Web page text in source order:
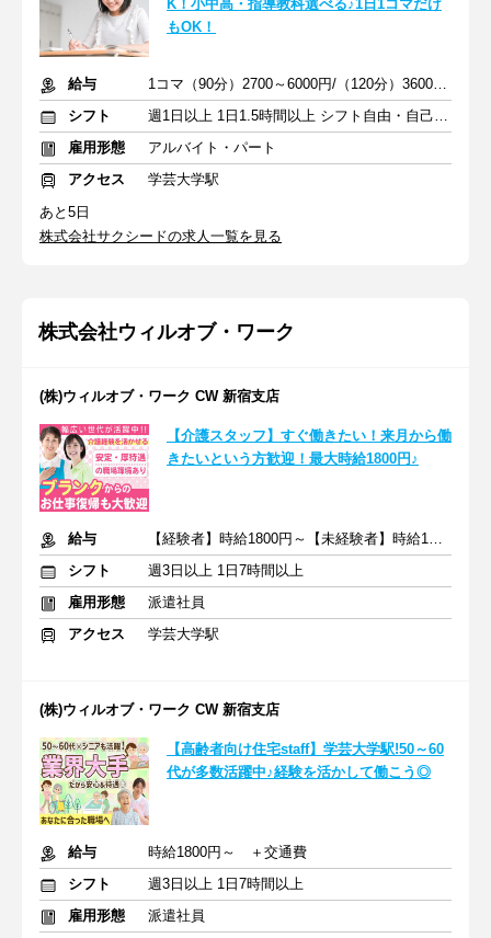
K！小中高・指導教科選べる♪1日1コマだけ
もOK！
給与
1コマ（90分）2700～6000円/（120分）3600～1万2000円 +交通費
シフト
週1日以上 1日1.5時間以上 シフト自由・自己申告
雇用形態
アルバイト・パート
アクセス
学芸大学駅
あと5日
株式会社サクシードの求人一覧を見る
株式会社ウィルオブ・ワーク
(株)ウィルオブ・ワーク CW 新宿支店
【介護スタッフ】すぐ働きたい！来月から働
きたいという方歓迎！最大時給1800円♪
給与
【経験者】時給1800円～【未経験者】時給1600円～ ＋交通費
シフト
週3日以上 1日7時間以上
雇用形態
派遣社員
アクセス
学芸大学駅
(株)ウィルオブ・ワーク CW 新宿支店
【高齢者向け住宅staff】学芸大学駅!50～60
代が多数活躍中♪経験を活かして働こう◎
給与
時給1800円～ ＋交通費
シフト
週3日以上 1日7時間以上
雇用形態
派遣社員